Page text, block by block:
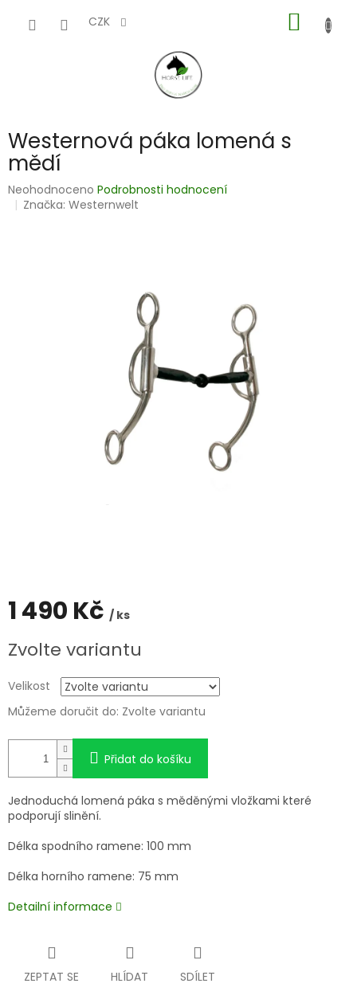
CZK
KOŠÍK
Westernová páka lomená s
mědí
Průměrné
hodnocení
Neohodnoceno Podrobnosti hodnocení
Značka:Westernwelt
1 490 Kč / ks
cena:
Zvolte variantu
Velikost
Můžeme doručit do: Zvolte variantu
Přidat do košíku
Jednoduchá lomená páka s měděnými vložkami které
podporují slinění.
Délka spodního ramene: 100 mm
Délka horního ramene: 75 mm
Detailní informace
ZEPTAT SE HLÍDAT SDÍLET